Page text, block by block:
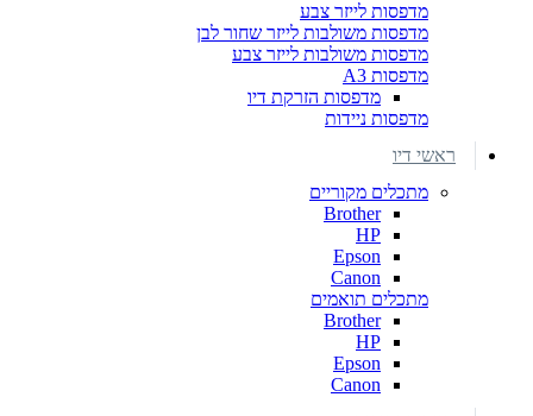
מדפסות לייזר צבע
מדפסות משולבות לייזר שחור לבן
מדפסות משולבות לייזר צבע
מדפסות A3
מדפסות הזרקת דיו
מדפסות ניידות
ראשי דיו
מתכלים מקוריים
Brother
HP
Epson
Canon
מתכלים תואמים
Brother
HP
Epson
Canon